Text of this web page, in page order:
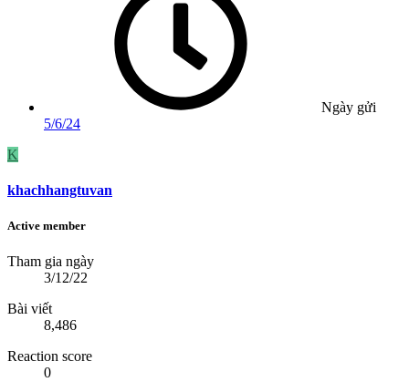
Ngày gửi
5/6/24
K
khachhangtuvan
Active member
Tham gia ngày
3/12/22
Bài viết
8,486
Reaction score
0